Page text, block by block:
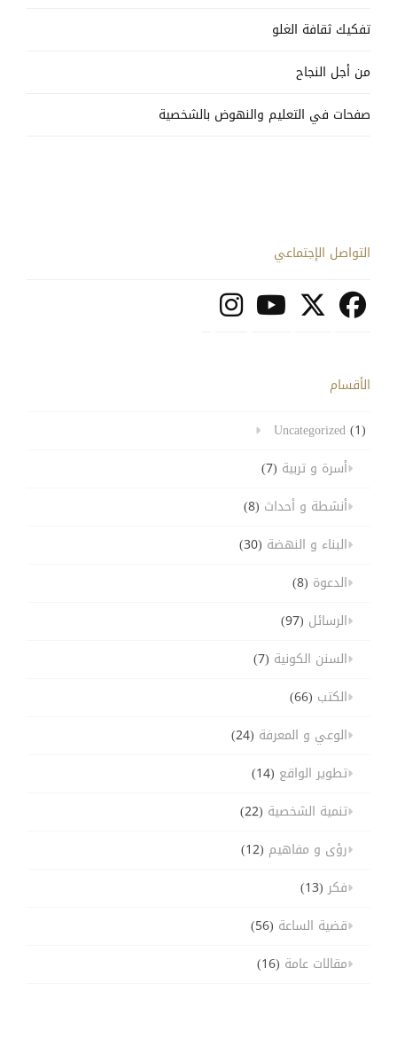
تفكيك ثقافة الغلو
من أجل النجاح
صفحات في التعليم والنهوض بالشخصية
التواصل الإجتماعي
الأقسام
Uncategorized(1)
أسرة و تربية (7)
أنشطة و أحداث (8)
البناء و النهضة (30)
الدعوة (8)
الرسائل (97)
السنن الكونية (7)
الكتب (66)
الوعي و المعرفة (24)
تطوير الواقع (14)
تنمية الشخصية (22)
رؤى و مفاهيم (12)
فكر(13)
قضية الساعة (56)
مقالات عامة (16)